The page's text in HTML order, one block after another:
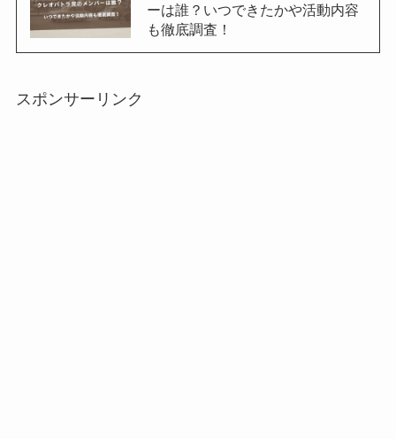
ーは誰？いつできたかや活動内容
も徹底調査！
スポンサーリンク